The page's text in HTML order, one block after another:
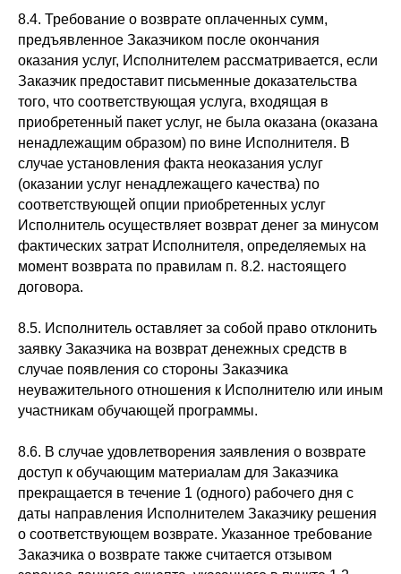
8.4. Требование о возврате оплаченных сумм,
предъявленное Заказчиком после окончания
оказания услуг, Исполнителем рассматривается, если
Заказчик предоставит письменные доказательства
того, что соответствующая услуга, входящая в
приобретенный пакет услуг, не была оказана (оказана
ненадлежащим образом) по вине Исполнителя. В
случае установления факта неоказания услуг
(оказании услуг ненадлежащего качества) по
соответствующей опции приобретенных услуг
Исполнитель осуществляет возврат денег за минусом
фактических затрат Исполнителя, определяемых на
момент возврата по правилам п. 8.2. настоящего
договора.
8.5. Исполнитель оставляет за собой право отклонить
заявку Заказчика на возврат денежных средств в
случае появления со стороны Заказчика
неуважительного отношения к Исполнителю или иным
участникам обучающей программы.
8.6. В случае удовлетворения заявления о возврате
доступ к обучающим материалам для Заказчика
прекращается в течение 1 (одного) рабочего дня с
даты направления Исполнителем Заказчику решения
о соответствующем возврате. Указанное требование
Заказчика о возврате также считается отзывом